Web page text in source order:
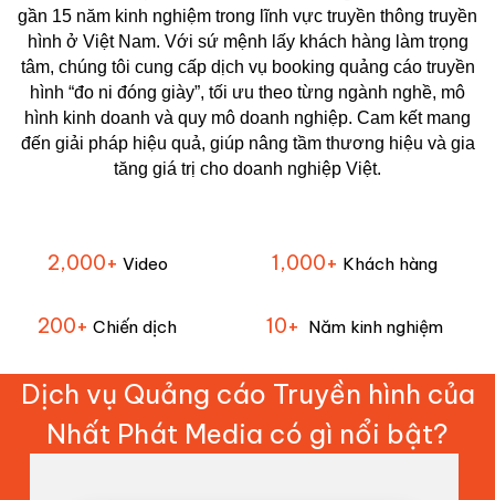
gần 15 năm kinh nghiệm trong lĩnh vực truyền thông truyền
hình ở Việt Nam. Với sứ mệnh lấy khách hàng làm trọng
tâm, chúng tôi cung cấp dịch vụ booking quảng cáo truyền
hình “đo ni đóng giày”, tối ưu theo từng ngành nghề, mô
hình kinh doanh và quy mô doanh nghiệp. Cam kết mang
đến giải pháp hiệu quả, giúp nâng tầm thương hiệu và gia
tăng giá trị cho doanh nghiệp Việt.
2,000+ Video 1,000+ Khách hàng
200+ Chiến dịch 10+ Năm kinh nghiệm
Dịch vụ Quảng cáo Truyền hình của
Nhất Phát Media có gì nổi bật?